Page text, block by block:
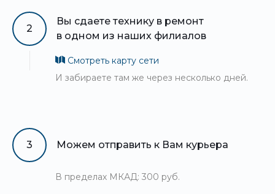
2
Вы сдаете технику в ремонт
в одном из наших филиалов
Смотреть карту сети
И забираете там же через несколько дней.
3 Можем отправить к Вам курьера
В пределах МКАД: 300 руб.